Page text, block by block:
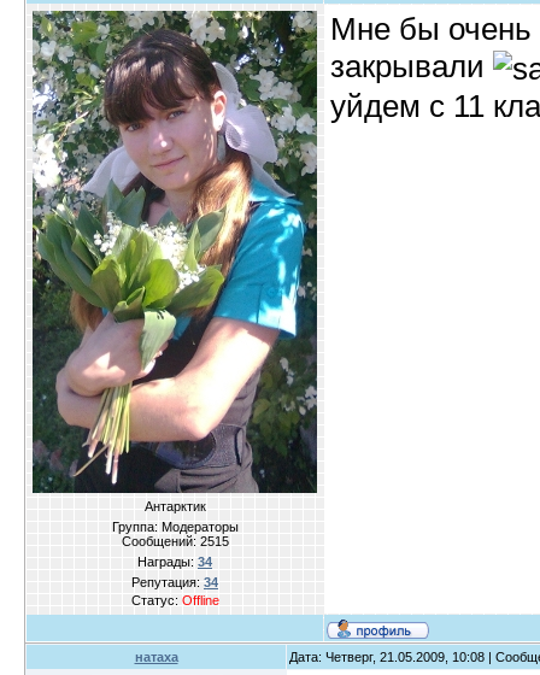
Антарктик
Группа: Модераторы
Сообщений: 2515
Награды: 34
Репутация: 34
Статус: Offline
Мне бы очень
закрывали
уйдем с 11
натаха Дата: Четверг, 21.05.2009, 10:08 |